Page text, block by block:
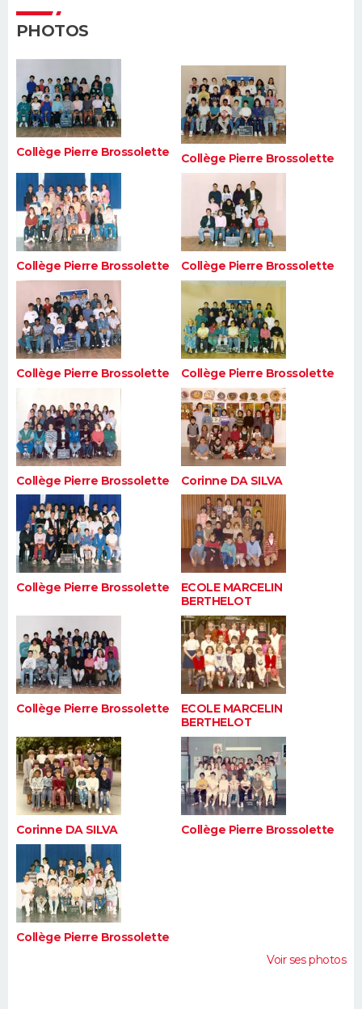
FORUM
PHOTOS
Collège Pierre Brossolette Collège Pierre Brossolette
Collège Pierre Brossolette Collège Pierre Brossolette
Collège Pierre Brossolette Collège Pierre Brossolette
Collège Pierre Brossolette Corinne DA SILVA
Collège Pierre Brossolette
ECOLE MARCELIN
BERTHELOT
Collège Pierre Brossolette
ECOLE MARCELIN
BERTHELOT
Corinne DA SILVA Collège Pierre Brossolette
Collège Pierre Brossolette
Voir ses photos